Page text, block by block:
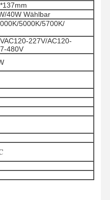
40W Wählbar
5000K/5700K/
227V/AC120-
480V